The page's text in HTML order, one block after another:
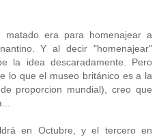
matado era para homenajear a
Y al decir "homenajear"
la idea descaradamente. Pero
lo que el museo británico es a la
proporcion mundial), creo que
en Octubre, y el tercero en